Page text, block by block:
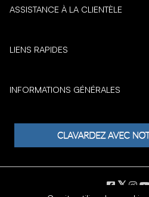
ASSISTANCE À LA CLIENTÈLE
LIENS RAPIDES
INFORMATIONS GÉNÉRALES
𝕏